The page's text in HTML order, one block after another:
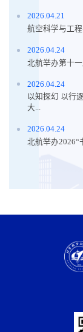
2026.04.21
航空科学与工
2026.04.24
北航举办第十
2026.04.24
以知探幻 以行
大...
2026.04.24
北航举办2026“